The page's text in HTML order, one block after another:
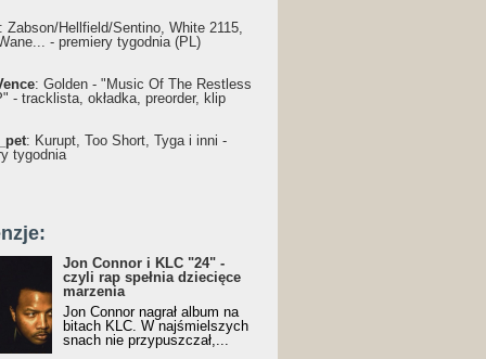
: Żabson/Hellfield/Sentino, White 2115,
- premiery tygodnia (PL)
: Golden - "Music Of The Restless
- tracklista, okładka, preorder, klip
: Kurupt, Too Short, Tyga i inni -
tygodnia
Jon Connor i KLC "24" -
czyli rap spełnia dziecięce
marzenia
Jon Connor nagrał album na
bitach KLC. W najśmielszych
snach nie przypuszczał,...